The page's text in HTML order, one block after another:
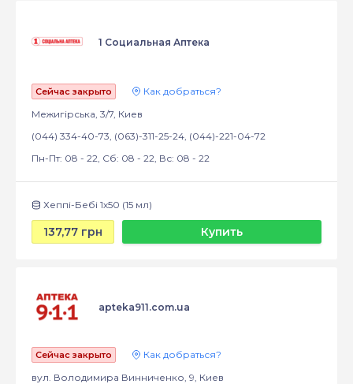
1 Социальная Аптека
Сейчас закрыто
Как добраться?
Межигірська, 3/7, Киев
(044) 334-40-73, (063)-311-25-24, (044)-221-04-72
Пн-Пт: 08 - 22, Сб: 08 - 22, Вс: 08 - 22
Хеппі-Бебі 1х50 (15 мл)
137,77 грн Купить
apteka911.com.ua
Сейчас закрыто
Как добраться?
вул. Володимира Винниченко, 9, Киев